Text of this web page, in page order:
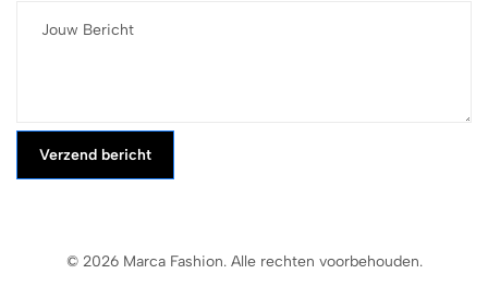
Verzend bericht
© 2026 Marca Fashion. Alle rechten voorbehouden.